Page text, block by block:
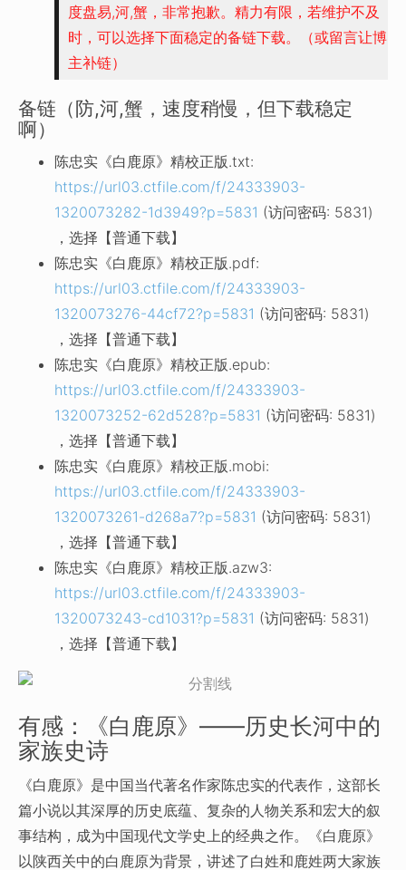
度盘易,河,蟹，非常抱歉。精力有限，若维护不及
时，可以选择下面稳定的备链下载。（或留言让博
主补链）
备链（防,河,蟹，速度稍慢，但下载稳定
啊）
陈忠实《白鹿原》精校正版.txt:
https://url03.ctfile.com/f/24333903-
1320073282-1d3949?p=5831 (访问密码: 5831)
，选择【普通下载】
陈忠实《白鹿原》精校正版.pdf:
https://url03.ctfile.com/f/24333903-
1320073276-44cf72?p=5831 (访问密码: 5831)
，选择【普通下载】
陈忠实《白鹿原》精校正版.epub:
https://url03.ctfile.com/f/24333903-
1320073252-62d528?p=5831 (访问密码: 5831)
，选择【普通下载】
陈忠实《白鹿原》精校正版.mobi:
https://url03.ctfile.com/f/24333903-
1320073261-d268a7?p=5831 (访问密码: 5831)
，选择【普通下载】
陈忠实《白鹿原》精校正版.azw3:
https://url03.ctfile.com/f/24333903-
1320073243-cd1031?p=5831 (访问密码: 5831)
，选择【普通下载】
有感：《白鹿原》——历史长河中的
家族史诗
《白鹿原》是中国当代著名作家陈忠实的代表作，这部长
篇小说以其深厚的历史底蕴、复杂的人物关系和宏大的叙
事结构，成为中国现代文学史上的经典之作。《白鹿原》
以陕西关中的白鹿原为背景，讲述了白姓和鹿姓两大家族